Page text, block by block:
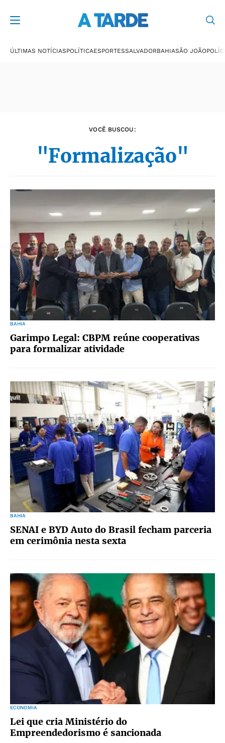
ÚLTIMAS NOTÍCIASPOLÍTICAESPORTESSALVADORBAHIASÃO JOÃO
VOCÊ BUSCOU:
"Formalização"
BAHIA
Garimpo Legal: CBPM reúne cooperativas
para formalizar atividade
BAHIA
SENAI e BYD Auto do Brasil fecham parceria
em cerimônia nesta sexta
ECONOMIA
Lei que cria Ministério do
Empreendedorismo é sancionada